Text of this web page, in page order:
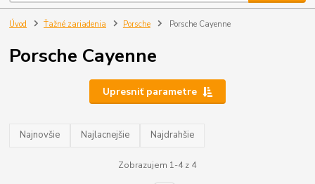
Úvod Ťažné zariadenia Porsche Porsche Cayenne
Porsche Cayenne
Upresniť parametre
Najnovšie Najlacnejšie Najdrahšie
Zobrazujem 1-4 z 4